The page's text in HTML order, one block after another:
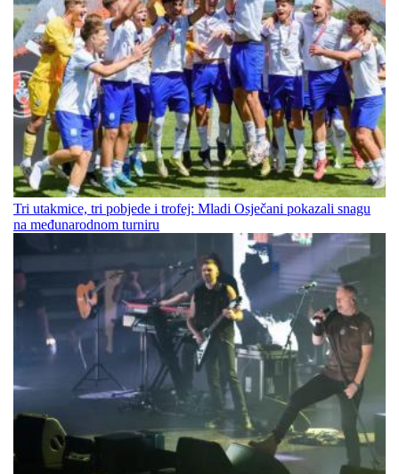
Tri utakmice, tri pobjede i trofej: Mladi Osječani pokazali snagu
na međunarodnom turniru